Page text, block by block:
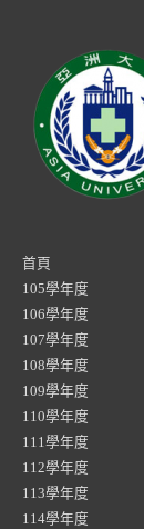
首頁
105學年度
106學年度
107學年度
108學年度
109學年度
110學年度
111學年度
112學年度
113學年度
114學年度